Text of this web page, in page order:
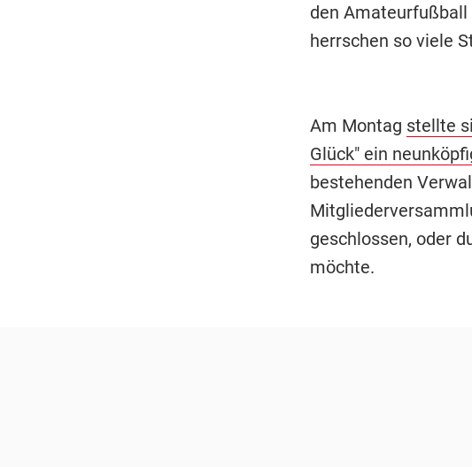
den
herrschen so viele
Am Montag stellte
Glück" ein
bestehenden
geschlossen, oder
möchte.